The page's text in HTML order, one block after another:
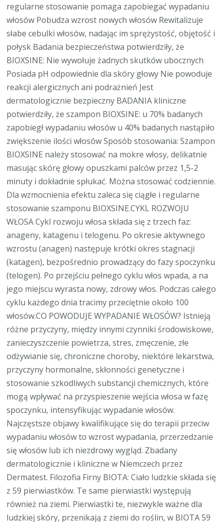
regularne stosowanie pomaga zapobiegać wypadaniu
włosów Pobudza wzrost nowych włosów Rewitalizuje
słabe cebulki włosów, nadając im sprężystość, objętość i
połysk Badania bezpieczeństwa potwierdziły, że
BIOXSINE: Nie wywołuje żadnych skutków ubocznych
Posiada pH odpowiednie dla skóry głowy Nie powoduje
reakcji alergicznych ani podrażnień Jest
dermatologicznie bezpieczny BADANIA kliniczne
potwierdziły, że szampon BIOXSINE: u 70% badanych
zapobiegł wypadaniu włosów u 40% badanych nastąpiło
zwiększenie ilości włosów Sposób stosowania: Szampon
BIOXSINE należy stosować na mokre włosy, delikatnie
masując skórę głowy opuszkami palców przez 1,5-2
minuty i dokładnie spłukać. Można stosować codziennie.
Dla wzmocnienia efektu zaleca się ciągłe i regularne
stosowanie szamponu BIOXSINE.CYKL ROZWOJU
WŁOSA Cykl rozwoju włosa składa się z trzech faz:
anageny, katagenu i telogenu. Po okresie aktywnego
wzrostu (anagen) następuje krótki okres stagnacji
(katagen), bezpośrednio prowadzący do fazy spoczynku
(telogen). Po przejściu pełnego cyklu włos wpada, a na
jego miejscu wyrasta nowy, zdrowy włos. Podczas całego
cyklu każdego dnia tracimy przeciętnie około 100
włosów.CO POWODUJE WYPADANIE WŁOSÓW? Istnieją
różne przyczyny, między innymi czynniki środowiskowe,
zanieczyszczenie powietrza, stres, zmęczenie, złe
odżywianie się, chroniczne choroby, niektóre lekarstwa,
przyczyny hormonalne, skłonności genetyczne i
stosowanie szkodliwych substancji chemicznych, które
mogą wpływać na przyspieszenie wejścia włosa w fazę
spoczynku, intensyfikując wypadanie włosów.
Najczęstsze objawy kwalifikujące się do terapii przeciw
wypadaniu włosów to wzrost wypadania, przerzedzanie
się włosów lub ich niezdrowy wygląd. Zbadany
dermatologicznie i kliniczne w Niemczech przez
Dermatest. Filozofia Firny BIOTA: Ciało ludzkie składa się
z 59 pierwiastków. Te same pierwiastki występują
również na ziemi. Pierwiastki te, niezwykle ważne dla
ludzkiej skóry, przenikają z ziemi do roślin, w BIOTA 59